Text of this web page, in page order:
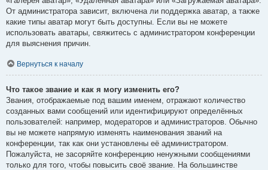
От администратора зависит, включена ли поддержка аватар, а также
какие типы аватар могут быть доступны. Если вы не можете
использовать аватары, свяжитесь с администратором конференции
для выяснения причин.
Вернуться к началу
Что такое звание и как я могу изменить его?
Звания, отображаемые под вашим именем, отражают количество
созданных вами сообщений или идентифицируют определённых
пользователей: например, модераторов и администраторов. Обычно
вы не можете напрямую изменять наименования званий на
конференции, так как они установлены её администратором.
Пожалуйста, не засоряйте конференцию ненужными сообщениями
только для того, чтобы повысить своё звание. На большинстве